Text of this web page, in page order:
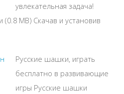
увлекательная задача!
MB) Скачав и установив
Русские шашки, играть
бесплатно в развивающие
игры Русские шашки